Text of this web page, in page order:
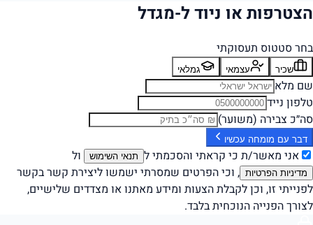
הצטרפות או ניוד ל-מגדל
בחר סטטוס תעסוקתי
שכיר עצמאי גמלאי
שם מלא
טלפון נייד
סה״כ צבירה (משוער)
דבר עם מומחה עכשיו
אני מאשר/ת כי קראתי והסכמתי ל תנאי השימוש ול
מדיניות הפרטיות , וכי הפרטים שמסרתי ישמשו ליצירת קשר בקשר
לפנייתי זו, וכן לקבלת הצעות ומידע מאתנו או מצדדים שלישיים,
לצורך הפנייה הנוכחית בלבד.